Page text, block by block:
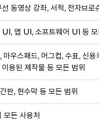
선 동영상 강좌, 서적, 전자브로
UI, 앱 UI, 소프트웨어 UI 등 모
마우스패드, 머그컵, 수표, 신
이용된 제작물 등 모든 범위
판, 현수막 등 모든 범위
모든 사용처